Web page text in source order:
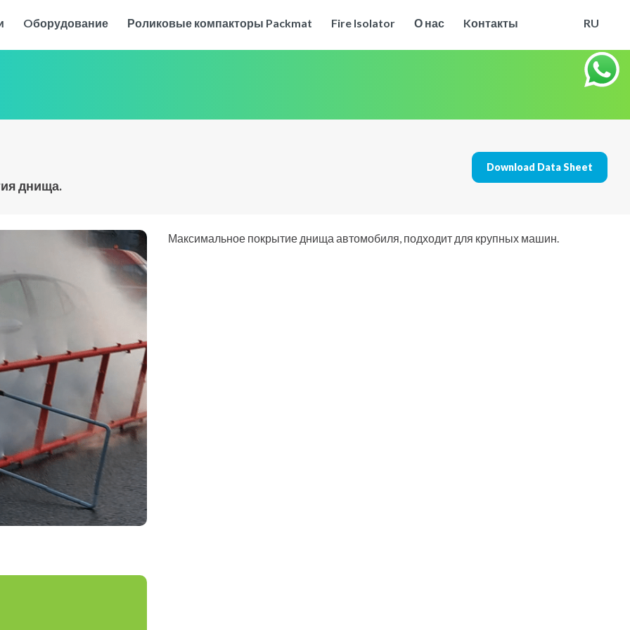
Oборудование Роликовые компакторы Packmat Fire Isolator О нас Kонтакты RU
днища.
Download Data Sheet
Максимальное покрытие днища автомобиля, подходит для крупных машин.